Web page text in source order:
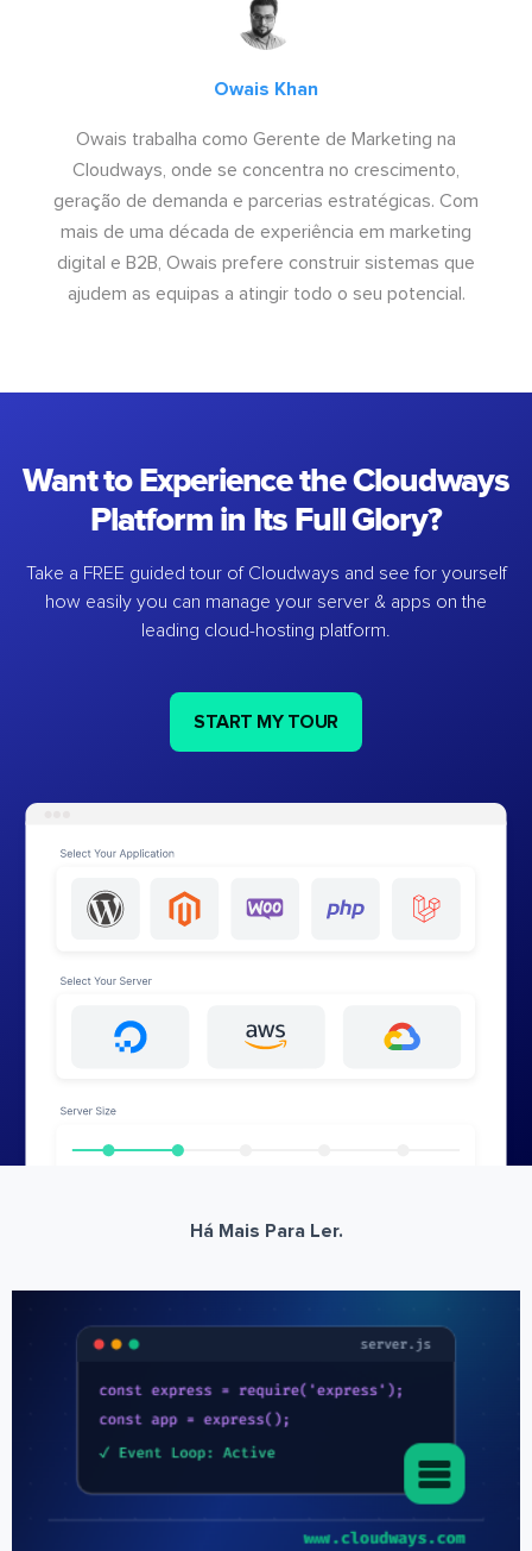
Owais Khan
Owais trabalha como Gerente de Marketing na
Cloudways, onde se concentra no crescimento,
geração de demanda e parcerias estratégicas. Com
mais de uma década de experiência em marketing
digital e B2B, Owais prefere construir sistemas que
ajudem as equipas a atingir todo o seu potencial.
Want to Experience the Cloudways
Platform in Its Full Glory?
Take a FREE guided tour of Cloudways and see for yourself
how easily you can manage your server & apps on the
leading cloud-hosting platform.
START MY TOUR
Há Mais Para Ler.